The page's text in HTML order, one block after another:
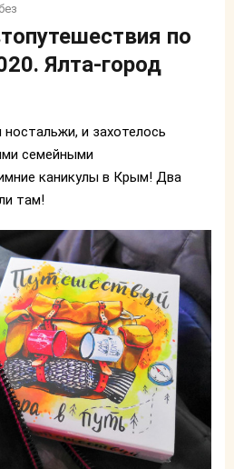
по
Ялта-город
и захотелось
семейными
каникулы в Крым! Два
там!